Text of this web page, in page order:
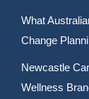
What
Change
Newcastle
Wellness